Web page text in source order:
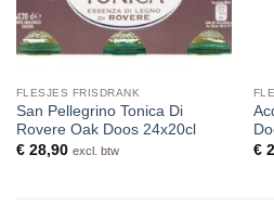
FLESJES FRISDRANK
San Pellegrino Tonica Di
Rovere Oak Doos 24x20cl
€28,90 excl. btw
€